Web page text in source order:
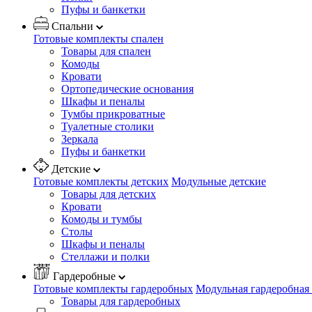
Пуфы и банкетки
Спальни
Готовые комплекты спален
Товары для спален
Комоды
Кровати
Ортопедические основания
Шкафы и пеналы
Тумбы прикроватные
Туалетные столики
Зеркала
Пуфы и банкетки
Детские
Готовые комплекты детских Модульные детские
Товары для детских
Кровати
Комоды и тумбы
Столы
Шкафы и пеналы
Стеллажи и полки
Гардеробные
Готовые комплекты гардеробных Модульная
Товары для гардеробных